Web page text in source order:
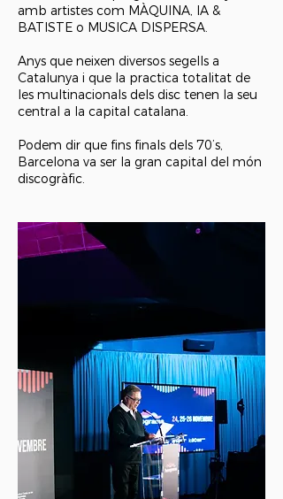
amb artistes com MÀQUINA, IA &
BATISTE o MUSICA DISPERSA.
Anys que neixen diversos segells a
Catalunya i que la practica totalitat de
les multinacionals dels disc tenen la seu
central a la capital catalana.
Podem dir que fins finals dels 70’s,
Barcelona va ser la gran capital del món
discogràfic.